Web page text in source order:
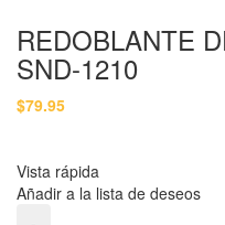
REDOBLANTE
SND-1210
$79.95
Vista rápida
Añadir a la lista de deseos